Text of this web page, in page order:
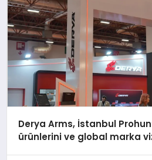
Derya Arms, İstanbul
ürünlerini ve global marka